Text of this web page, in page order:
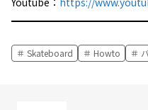
Skateboard Howto